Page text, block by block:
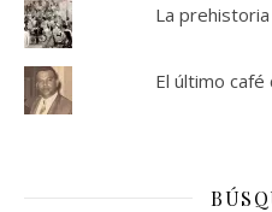
La
El último café